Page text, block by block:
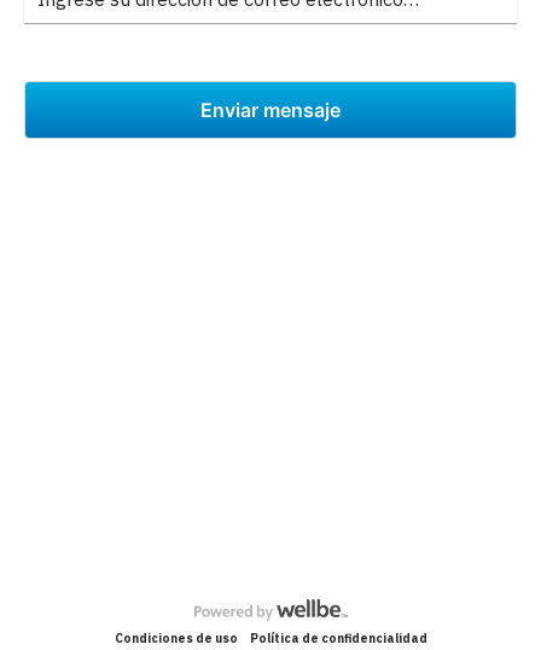
Condiciones de uso Política de confidencialidad